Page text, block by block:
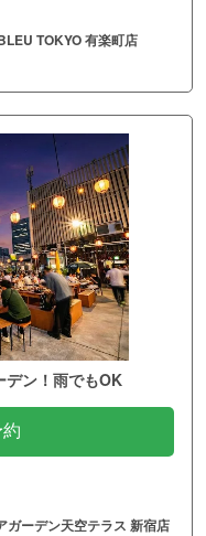
TOKYO 有楽町店
デン！雨でもOK
ガーデン天空テラス 新宿店